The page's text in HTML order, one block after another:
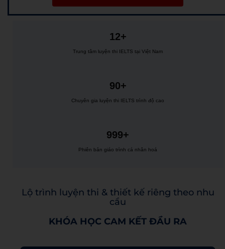
12+
Trung tâm luyện thi IELTS tại Việt Nam
90+
Chuyên gia luyện thi IELTS trình độ cao
999+
Phiên bản giáo trình cá nhân hoá
Lộ trình luyện thi & thiết kế riêng theo nhu
cầu
KHÓA HỌC CAM KẾT ĐẦU RA